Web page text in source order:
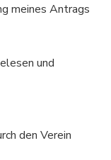
meines Antrags
und
den Verein